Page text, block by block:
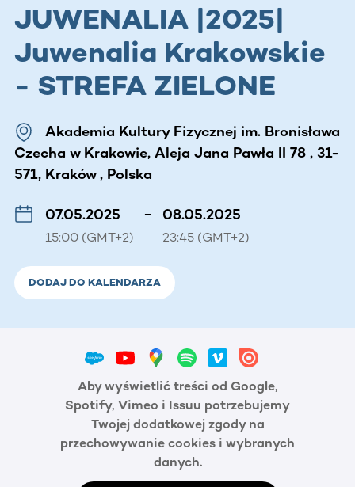
JUWENALIA |2025|
Juwenalia Krakowskie
- STREFA ZIELONE
Akademia Kultury Fizycznej im. Bronisława
Czecha w Krakowie, Aleja Jana Pawła II 78 , 31-
571, Kraków , Polska
07.05.2025
15:00 (GMT+2)
– 08.05.2025
23:45 (GMT+2)
DODAJ DO KALENDARZA
Aby wyświetlić treści od Google,
Spotify, Vimeo i Issuu potrzebujemy
Twojej dodatkowej zgody na
przechowywanie cookies i wybranych
danych.